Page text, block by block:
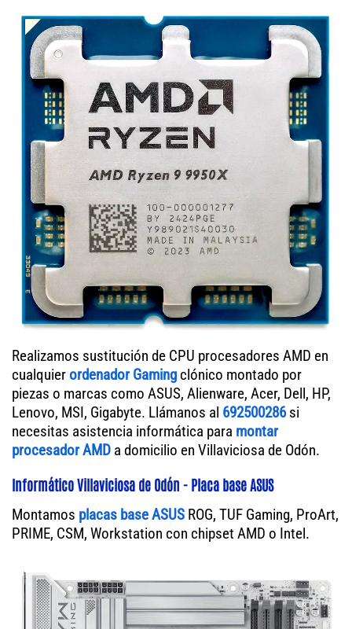
Realizamos sustitución de CPU procesadores AMD en
cualquierordenador Gaming clónico montado por
piezas o marcas como ASUS, Alienware, Acer, Dell, HP,
Lenovo, MSI, Gigabyte. Llámanos al 692500286si
necesitas asistencia informática para montar
procesador AMD a domicilio en Villaviciosa de Odón.
Informático Villaviciosa de Odón - Placa base ASUS
Montamos placas base ASUS ROG, TUF Gaming, ProArt,
PRIME, CSM, Workstation con chipset AMD o Intel.